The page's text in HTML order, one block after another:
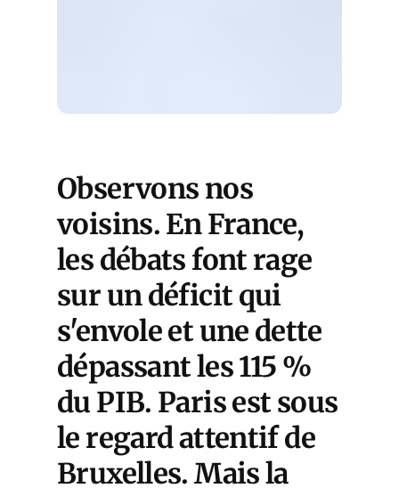
Observons nos
voisins. En France,
les débats font rage
sur un déficit qui
s'envole et une dette
dépassant les 115 %
du PIB. Paris est sous
le regard attentif de
Bruxelles. Mais la